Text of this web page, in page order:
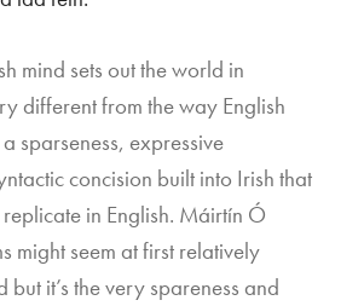
mind sets out the world in
different from the way English
a sparseness, expressive
concision built into Irish that
in English. Máirtín Ó
might seem at first relatively
it’s the very spareness and